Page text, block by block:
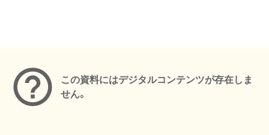
この資料にはデジタルコンテンツが存在しま
せん。